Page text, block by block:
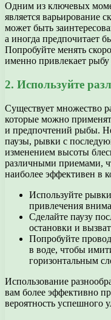
Одним из ключевых
является варьирование
может быть
а иногда предпочитает
Попробуйте менять
именно привлекает
2. Используйте
Существует множество
которые можно
и предпочтений рыбы.
паузы, рывки с
изменением высоты
различными приемами,
наиболее эффективен в
Используйте
привлечения
Сделайте паузу
остановки и
Попробуйте
в воде, чтобы
горизонтальным
Использование
вам более эффективно
вероятность успешного